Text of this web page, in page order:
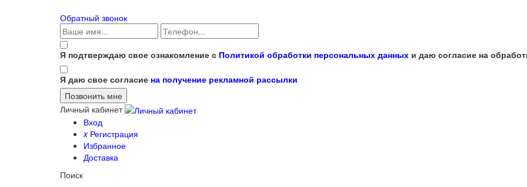
Обратный звонок
Я подтверждаю свое ознакомление с Политикой обработки персональных данных и даю согласие на
Я даю свое согласие на получение рекламной рассылки
Личный кабинет
Вход
xРегистрация
Избранное
Доставка
Поиск